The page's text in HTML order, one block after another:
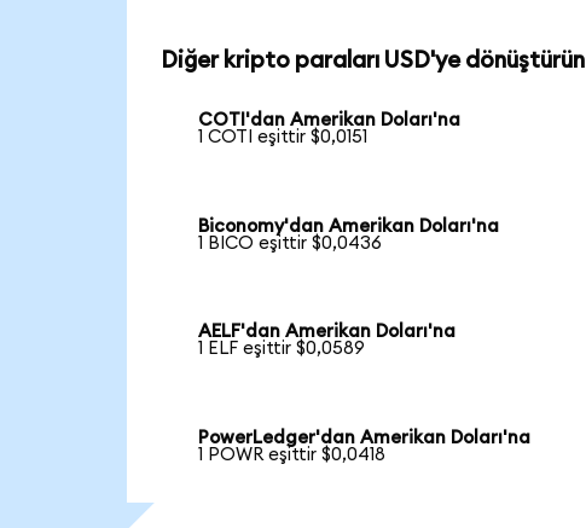
Diğer kripto paraları USD'ye dönüştürün
COTI'dan Amerikan Doları'na
1 COTI eşittir $0,0151
Biconomy'dan Amerikan Doları'na
1 BICO eşittir $0,0436
AELF'dan Amerikan Doları'na
1 ELF eşittir $0,0589
PowerLedger'dan Amerikan Doları'na
1 POWR eşittir $0,0418